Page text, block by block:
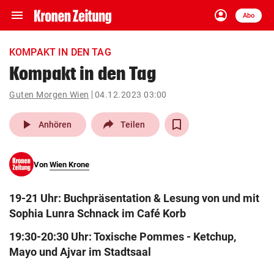
menu Navigation
ein-/ausklappen
account_circle
Anmelden
Abo
close Schließen
account_circle Anmelden
pin_drop
arrow_right
bookmark Merkliste
search
Suchbegriff
eingeben
KOMPAKT IN DEN TAG
Kompakt in den Tag
Guten Morgen Wien 04.12.2023 03:00
play_arrow Anhören Teilen
Von Wien Krone
19-21 Uhr: Buchpräsentation & Lesung von und mit
Sophia Lunra Schnack im Café Korb
19:30-20:30 Uhr: Toxische Pommes - Ketchup,
Mayo und Ajvar im Stadtsaal